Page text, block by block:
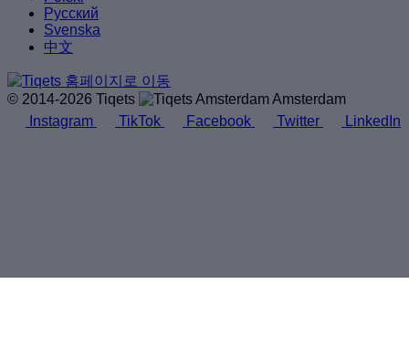
Русский
Svenska
中文
© 2014-2026 Tiqets
Amsterdam
Instagram
TikTok Facebook Twitter LinkedIn